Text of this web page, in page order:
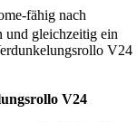
fähig nach
und gleichzeitig ein
V24
V24